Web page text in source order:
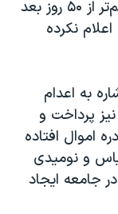
بازداشت شد، در سکوت محاکمه شد و کم‌تر از ۵۰ روز بعد
نکرده
به اعدام
پرداخت و
اموال افتاده
و نومیدی
جامعه ایجاد